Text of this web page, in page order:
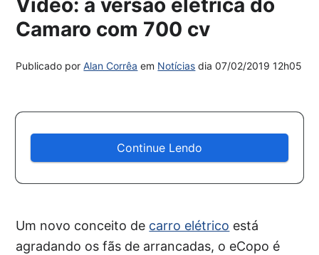
Vídeo: a versão elétrica do
Camaro com 700 cv
Publicado porAlan Corrêa em Notícias dia07/02/2019 12h05
Continue Lendo
Um novo conceito de carro elétrico está
agradando os fãs de arrancadas, o eCopo é